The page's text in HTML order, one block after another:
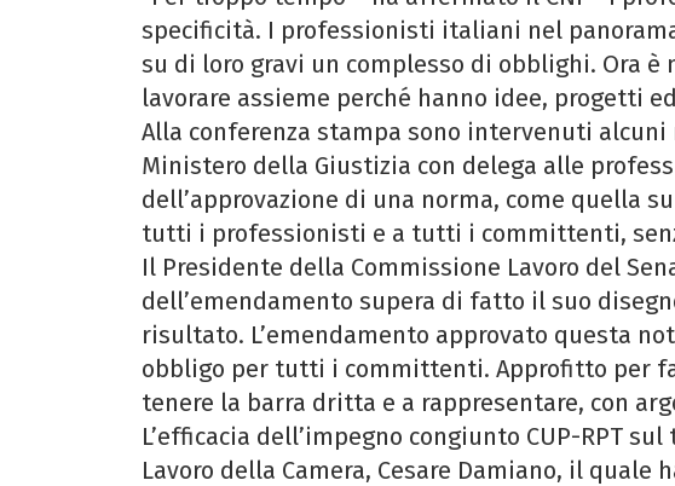
specificità. I professionisti italiani nel
su di loro gravi un complesso di obblighi. Ora
lavorare assieme perché hanno idee, progetti
Alla conferenza stampa sono intervenuti
Ministero della Giustizia con delega alle
dell’approvazione di una norma, come quella
tutti i professionisti e a tutti i committenti,
Il Presidente della Commissione Lavoro del
dell’emendamento supera di fatto il suo
risultato. L’emendamento approvato questa
obbligo per tutti i committenti. Approfitto per
tenere la barra dritta e a rappresentare, con
L’efficacia dell’impegno congiunto CUP-RPT
Lavoro della Camera, Cesare Damiano, il